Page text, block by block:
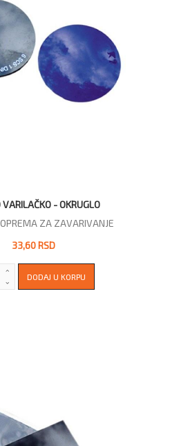
- OKRUGLO
ZA ZAVARIVANJE
33,60 RSD